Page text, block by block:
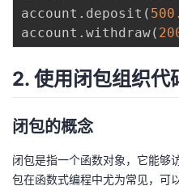
藏
术
云
account . deposit (
account . withdraw(
2. 使用闭包组织代
闭包的概念
闭包是指一个函数对象，它能够
包在函数式编程中尤为常见，可